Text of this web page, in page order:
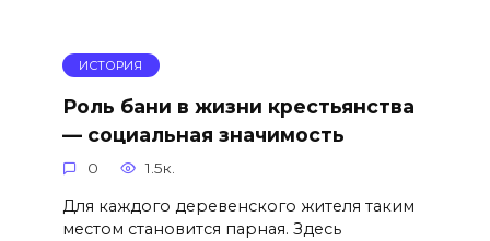
ИСТОРИЯ
Роль бани в жизни крестьянства
— социальная значимость
0 1.5к.
Для каждого деревенского жителя таким
местом становится парная. Здесь